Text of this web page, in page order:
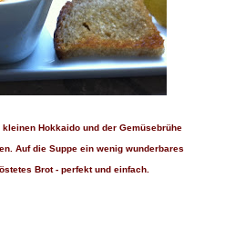
Hokkaido und der Gemüsebrühe
Auf die Suppe ein wenig wunderbares
Brot - perfekt und einfach.